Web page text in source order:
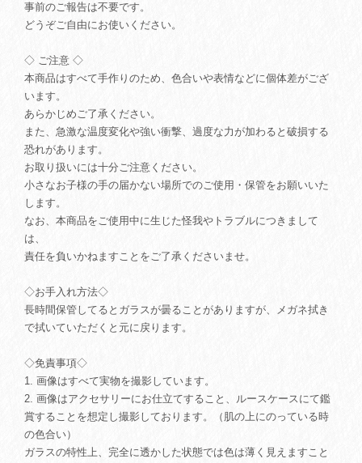
事前のご報告は不要です。
どうぞご自由にお使いください。
◇ ご注意 ◇
本商品はすべて手作りのため、色合いや表情などに個体差がござ
います。
あらかじめご了承ください。
また、急激な温度変化や強い衝撃、過度な力が加わると破損する
恐れがあります。
お取り扱いには十分ご注意ください。
小さなお子様の手の届かない場所でのご使用・保管をお願いいた
します。
なお、本商品をご使用中に生じた怪我やトラブルにつきまして
は、
責任を負いかねますことをご了承くださいませ。
◇お手入れ方法◇
長時間保管してるとガラスが曇ることがありますが、メガネ拭き
で拭いていただくと元に戻ります。
◇免責事項◇
1. 画像はすべて実物を撮影しています。
2. 画像はアクセサリーにお仕立てすること、ルースケースにて鑑
賞することを想定し撮影しております。（肌の上にのっている時
の色合い）
ガラスの特性上、完全に透かした状態では色は薄く見えますこと